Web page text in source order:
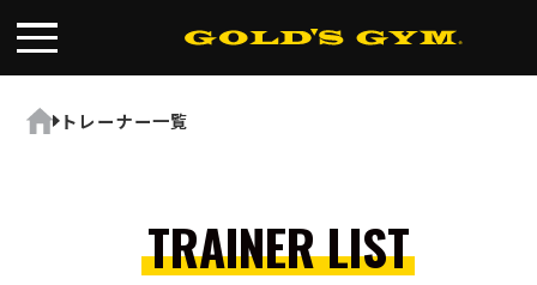
FIND A GYM
ABOUT
SCHOOL スクール
トレーナー一覧
TRAINER LIST